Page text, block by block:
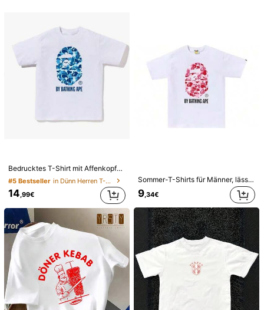
#1 Bestseller
Schnellversand
#9 Bestseller in Leinen Herren Oberteile
21 ,50€
Bedrucktes T-Shirt mit Affenkopfmotiv, aus atmungsaktiver reiner Baumwolle mit kurzen Ärmeln, ideal als Valentinstagsgeschenk oder für den täglichen Gebrauch.
#5 Bestseller in Dünn Herren T-Shirts
14,99€
Sommer-T-Shirts für Männer, lässige Kurzarm-Rundhals-Oberteile, Unisex.
9,34€